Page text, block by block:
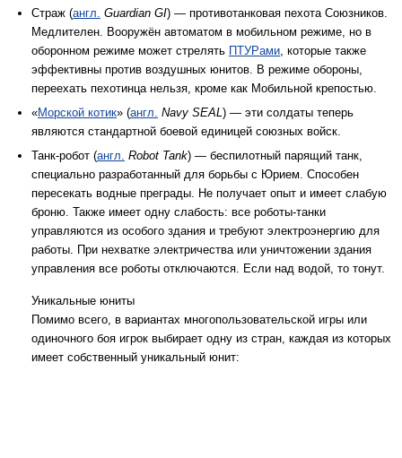
Страж (англ. Guardian GI) — противотанковая пехота Союзников.
Медлителен. Вооружён автоматом в мобильном режиме, но в
оборонном режиме может стрелять ПТУРами, которые также
эффективны против воздушных юнитов. В режиме обороны,
переехать пехотинца нельзя, кроме как Мобильной крепостью.
«Морской котик» (англ. Navy SEAL) — эти солдаты теперь
являются стандартной боевой единицей союзных войск.
Танк-робот (англ. Robot Tank) — беспилотный парящий танк,
специально разработанный для борьбы с Юрием. Способен
пересекать водные преграды. Не получает опыт и имеет слабую
броню. Также имеет одну слабость: все роботы-танки
управляются из особого здания и требуют электроэнергию для
работы. При нехватке электричества или уничтожении здания
управления все роботы отключаются. Если над водой, то тонут.
Уникальные юниты
Помимо всего, в вариантах многопользовательской игры или
одиночного боя игрок выбирает одну из стран, каждая из которых
имеет собственный уникальный юнит: